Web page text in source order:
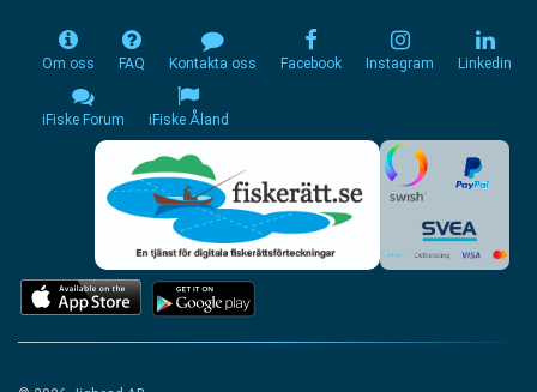
Om oss FAQ Kontakta oss Facebook Instagram Linkedin
iFiske Forum iFiske Åland